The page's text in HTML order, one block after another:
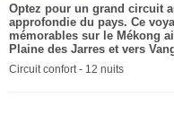
Optez pour un grand circuit
approfondie du pays. Ce
mémorables sur le Mékong
Plaine des Jarres et vers
Circuit confort - 12 nuits